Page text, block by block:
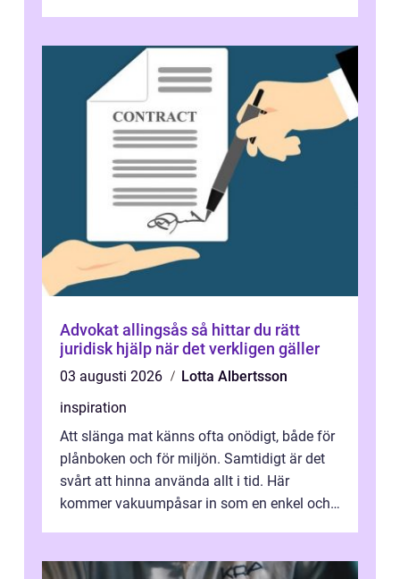
Advokat allingsås så hittar du rätt
juridisk hjälp när det verkligen gäller
03 augusti 2026
Lotta Albertsson
inspiration
Att slänga mat känns ofta onödigt, både för
plånboken och för miljön. Samtidigt är det
svårt att hinna använda allt i tid. Här
kommer vakuumpåsar in som en enkel och